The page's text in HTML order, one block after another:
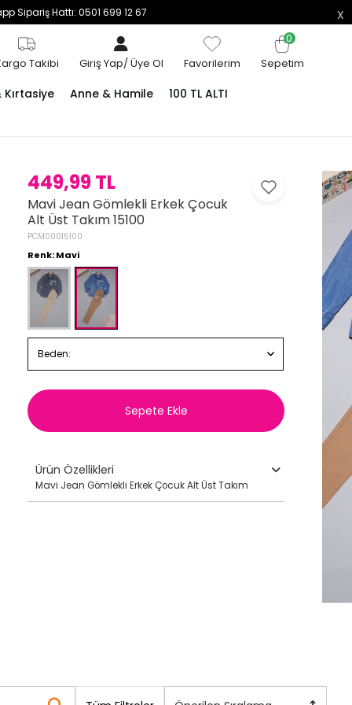
Sipariş Hattı: 0501 699 12 67
Takibi Giriş Yap/Üye Ol Favorilerim
0
Sepetim
Anne & Hamile
100 TL ALTI
449,99 TL
Mavi Jean Gömlekli Erkek Çocuk
Alt Üst Takım 15100
PCM00015100
Renk: Mavi
Beden:
Sepete Ekle
Ürün Özellikleri
Mavi Jean Gömlekli Erkek Çocuk Alt Üst Takım